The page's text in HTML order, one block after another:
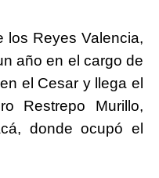
los Reyes Valencia,
año en el cargo de
el Cesar y llega el
Restrepo Murillo,
donde ocupó el